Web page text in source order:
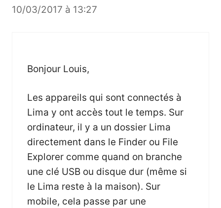
10/03/2017 à 13:27
Bonjour Louis,
Les appareils qui sont connectés à
Lima y ont accès tout le temps. Sur
ordinateur, il y a un dossier Lima
directement dans le Finder ou File
Explorer comme quand on branche
une clé USB ou disque dur (même si
le Lima reste à la maison). Sur
mobile, cela passe par une